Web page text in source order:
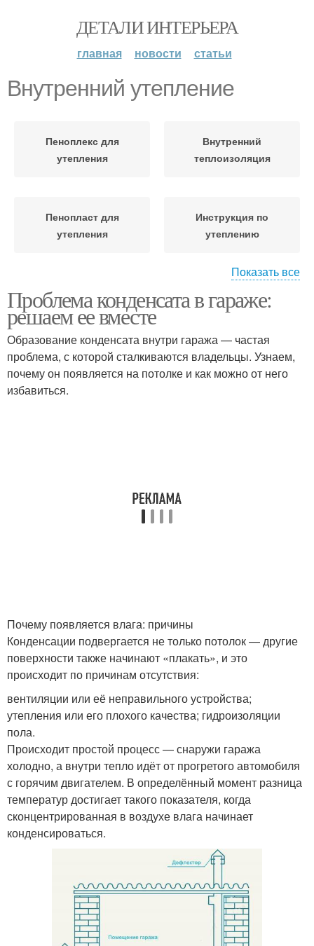
ДЕТАЛИ ИНТЕРЬЕРА
главная новости статьи
Внутренний утепление
Пеноплекс для
утепления
Внутренний
теплоизоляция
Пенопласт для
утепления
Инструкция по
утеплению
внутренней
теплоизоляции
утепления
Правильное утепление
Внутренняя
Показать все
Проблема конденсата в гараже:
решаем ее вместе
Образование конденсата внутри гаража — частая
проблема, с которой сталкиваются владельцы. Узнаем,
почему он появляется на потолке и как можно от него
избавиться.
Почему появляется влага: причины
Конденсации подвергается не только потолок — другие
поверхности также начинают «плакать», и это
происходит по причинам отсутствия:
вентиляции или её неправильного устройства;
утепления или его плохого качества; гидроизоляции
пола.
Происходит простой процесс — снаружи гаража
холодно, а внутри тепло идёт от прогретого автомобиля
с горячим двигателем. В определённый момент разница
температур достигает такого показателя, когда
сконцентрированная в воздухе влага начинает
конденсироваться.